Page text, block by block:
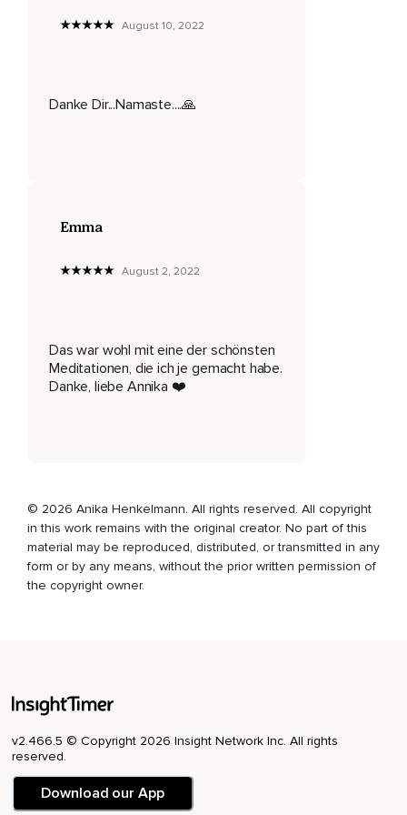
Die dritte,
Violettfarbene Stufe.
Gelangst Du auf eine wunderschöne Wiese.
Du gehst ein paar Schritte,
entfernt,
Ganz schemenhaft,
Eine Person im Gras sitzen.
Ganz friedvoll und ruhig und schaut Dich liebevoll an.
Als Du schließlich direkt vor ihr stehst,
Erkennst Du,
August 10, 2022
Danke Dir...Namaste....🙏
Emma
August 2, 2022
Das war wohl mit eine der schönsten
Meditationen, die ich je gemacht habe.
Danke, liebe Annika ❤️
© 2026 Anika Henkelmann. All rights reserved. All copyright
in this work remains with the original creator. No part of this
material may be reproduced, distributed, or transmitted in any
form or by any means, without the prior written permission of
the copyright owner.
v2.466.5 © Copyright 2026 Insight Network Inc. All rights
reserved.
Download our App